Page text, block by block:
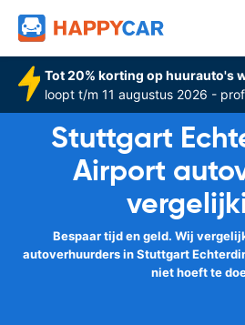
Tot 20% korting op huurauto's
loopt t/m 11 augustus 2026 -
Stuttgart
Airport
Bespaar tijd en geld. Wij
autoverhuurders in Stuttgart
niet hoeft te